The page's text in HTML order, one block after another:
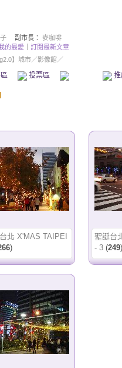
副市長：
麥咖啡
的最愛
訂閱最新文章
】城市／影像館／
投票區 影像館
北 X'MAS TAIPEI
)
聖誕台
- 3 (249)